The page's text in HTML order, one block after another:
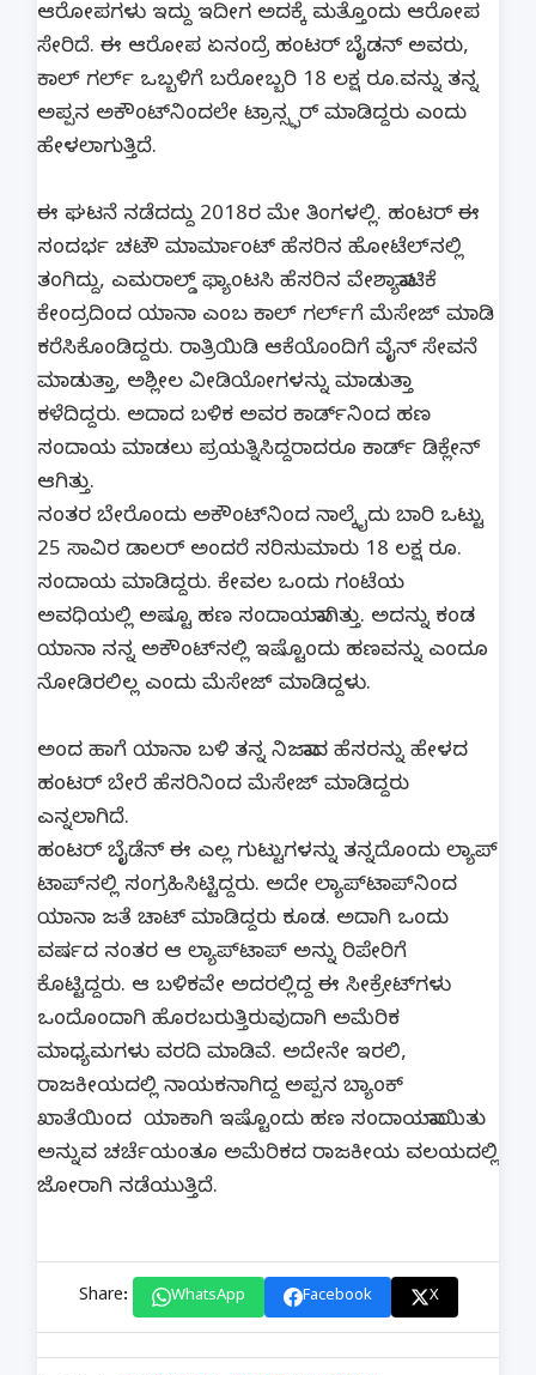
ಆರೋಪಗಳು ಇದ್ದು ಇದೀಗ ಅದಕ್ಕೆ‌ ಮತ್ತೊಂದು ಆರೋಪ
ಸೇರಿದೆ. ಈ ಆರೋಪ ಏನಂದ್ರೆ ಹಂಟರ್ ಬೈಡನ್ ಅವರು,
ಕಾಲ್ ಗರ್ಲ್​ ಒಬ್ಬಳಿಗೆ ಬರೋಬ್ಬರಿ 18 ಲಕ್ಷ ರೂ‌.ವನ್ನು ತನ್ನ
ಅಪ್ಪನ ಅಕೌಂಟ್​ನಿಂದಲೇ ಟ್ರಾನ್ಸ್ಫರ್ ಮಾಡಿದ್ದರು ಎಂದು
ಹೇಳಲಾಗುತ್ತಿದೆ.
ಈ ಘಟನೆ ನಡೆದದ್ದು 2018ರ ಮೇ ತಿಂಗಳಲ್ಲಿ. ಹಂಟರ್ ಈ
ಸಂದರ್ಭ ಚಟೌ ಮಾರ್ಮಾಂಟ್ ಹೆಸರಿನ ಹೋಟೆಲ್​ನಲ್ಲಿ
ತಂಗಿದ್ದು, ಎಮರಾಲ್ಡ್ ಫ್ಯಾಂಟಸಿ ಹೆಸರಿನ ವೇಶ್ಯಾವಾಟಿಕೆ
ಕೇಂದ್ರದಿಂದ ಯಾನಾ ಎಂಬ ಕಾಲ್​ ಗರ್ಲ್​ಗೆ ಮೆಸೇಜ್ ಮಾಡಿ
ಕರೆಸಿಕೊಂಡಿದ್ದರು. ರಾತ್ರಿಯಿಡಿ ಆಕೆಯೊಂದಿಗೆ ವೈನ್ ಸೇವನೆ
ಮಾಡುತ್ತಾ, ಅಶ್ಲೀಲ ವೀಡಿಯೋಗಳನ್ನು ಮಾಡುತ್ತಾ
ಕಳೆದಿದ್ದರು. ಅದಾದ ಬಳಿಕ ಅವರ ಕಾರ್ಡ್​ನಿಂದ ಹಣ
ಸಂದಾಯ ಮಾಡಲು ಪ್ರಯತ್ನಿಸಿದ್ದರಾದರೂ ಕಾರ್ಡ್​ ಡಿಕ್ಲೇನ್
ಆಗಿತ್ತು.
ನಂತರ ಬೇರೊಂದು ಅಕೌಂಟ್​ನಿಂದ ನಾಲ್ಕೈದು ಬಾರಿ ಒಟ್ಟು
25 ಸಾವಿರ ಡಾಲರ್ ಅಂದರೆ ಸರಿಸುಮಾರು 18 ಲಕ್ಷ ರೂ.
ಸಂದಾಯ ಮಾಡಿದ್ದರು. ಕೇವಲ ಒಂದು ಗಂಟೆಯ
ಅವಧಿಯಲ್ಲಿ ಅಷ್ಟೂ ಹಣ ಸಂದಾಯವಾಗಿತ್ತು. ಅದನ್ನು ಕಂಡ
ಯಾನಾ ನನ್ನ ಅಕೌಂಟ್​ನಲ್ಲಿ ಇಷ್ಟೊಂದು ಹಣವನ್ನು ಎಂದೂ
ನೋಡಿರಲಿಲ್ಲ ಎಂದು ಮೆಸೇಜ್ ಮಾಡಿದ್ದಳು.
ಅಂದ ಹಾಗೆ ಯಾನಾ ಬಳಿ ತನ್ನ ನಿಜವಾದ ಹೆಸರನ್ನು ಹೇಳದ
ಹಂಟರ್ ಬೇರೆ ಹೆಸರಿನಿಂದ ಮೆಸೇಜ್ ಮಾಡಿದ್ದರು
ಎನ್ನಲಾಗಿದೆ.
ಹಂಟರ್ ಬೈಡೆನ್​ ಈ ಎಲ್ಲ ಗುಟ್ಟುಗಳನ್ನು ತನ್ನದೊಂದು ಲ್ಯಾಪ್​
ಟಾಪ್​ನಲ್ಲಿ ಸಂಗ್ರಹಿಸಿಟ್ಟಿದ್ದರು. ಅದೇ ಲ್ಯಾಪ್​ಟಾಪ್​ನಿಂದ
ಯಾನಾ ಜತೆ ಚಾಟ್ ಮಾಡಿದ್ದರು ಕೂಡ. ಅದಾಗಿ ಒಂದು
ವರ್ಷದ ನಂತರ ಆ ಲ್ಯಾಪ್​ಟಾಪ್​ ಅನ್ನು ರಿಪೇರಿಗೆ
ಕೊಟ್ಟಿದ್ದರು. ಆ ಬಳಿಕವೇ ಅದರಲ್ಲಿದ್ದ ಈ ಸೀಕ್ರೇಟ್​ಗಳು
ಒಂದೊಂದಾಗಿ ಹೊರಬರುತ್ತಿರುವುದಾಗಿ ಅಮೆರಿಕ
ಮಾಧ್ಯಮಗಳು ವರದಿ ಮಾಡಿವೆ. ಅದೇನೇ ಇರಲಿ,
ರಾಜಕೀಯದಲ್ಲಿ ನಾಯಕನಾಗಿದ್ದ ಅಪ್ಪನ ಬ್ಯಾಂಕ್
ಖಾತೆಯಿಂದ ಯಾಕಾಗಿ ಇಷ್ಟೊಂದು ಹಣ ಸಂದಾಯವಾಯಿತು
ಅನ್ನುವ ಚರ್ಚೆಯಂತೂ ಅಮೆರಿಕದ ರಾಜಕೀಯ ವಲಯದಲ್ಲಿ
ಜೋರಾಗಿ ನಡೆಯುತ್ತಿದೆ.
Share: WhatsApp Facebook X